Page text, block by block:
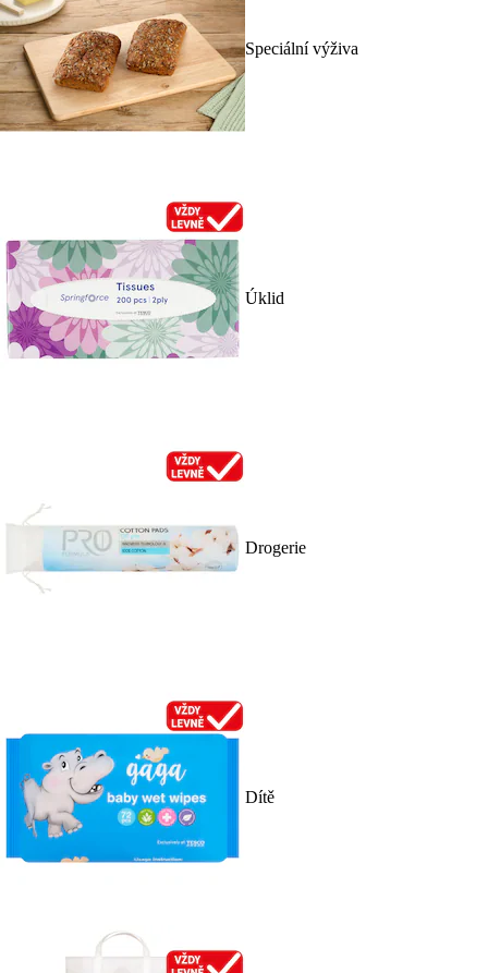
Speciální výživa
Úklid
Drogerie
Dítě